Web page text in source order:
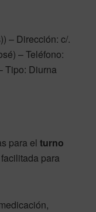
– Dirección: c/.
– Teléfono:
Tipo: Diurna
para el turno
para